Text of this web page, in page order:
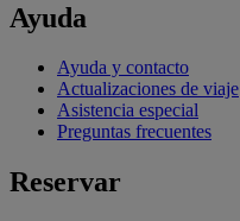
Ayuda
Ayuda y contacto
Actualizaciones de viaje
Asistencia especial
Preguntas frecuentes
Reservar